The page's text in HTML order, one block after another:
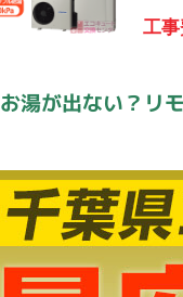
工
お湯が出ない？リ